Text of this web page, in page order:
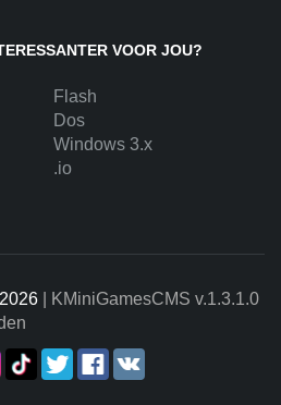
VOOR JOU?
Flash
Dos
Windows 3.x
.io
| KMiniGamesCMS v.1.3.1.0